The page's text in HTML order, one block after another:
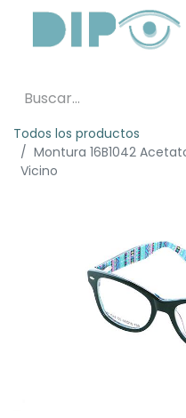
Todos los productos
Montura 16B1042
Vicino